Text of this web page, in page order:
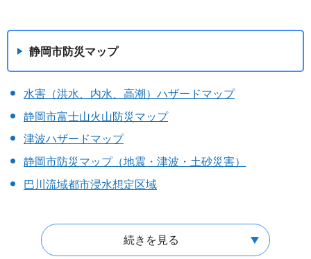
静岡市防災マップ
水害（洪水、内水、高潮）ハザードマップ
静岡市富士山火山防災マップ
津波ハザードマップ
静岡市防災マップ（地震・津波・土砂災害）
巴川流域都市浸水想定区域
続きを見る